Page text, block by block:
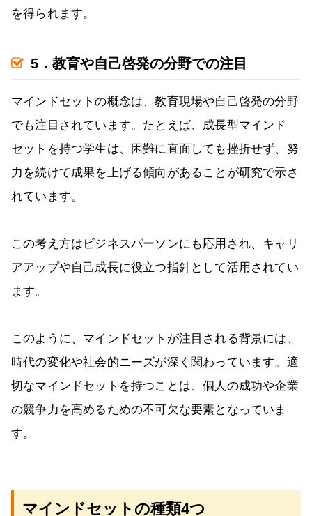
を得られます。
5．教育や自己啓発の分野での注目
マインドセットの概念は、教育現場や自己啓発の分野
でも注目されています。たとえば、成長型マインド
セットを持つ学生は、困難に直面しても挫折せず、努
力を続けて成果を上げる傾向があることが研究で示さ
れています。
この考え方はビジネスパーソンにも応用され、キャリ
アアップや自己成長に役立つ指針として活用されてい
ます。
このように、マインドセットが注目される背景には、
時代の変化や社会的ニーズが深く関わっています。適
切なマインドセットを持つことは、個人の成功や企業
の競争力を高めるための不可欠な要素となっていま
す。
マインドセットの種類4つ